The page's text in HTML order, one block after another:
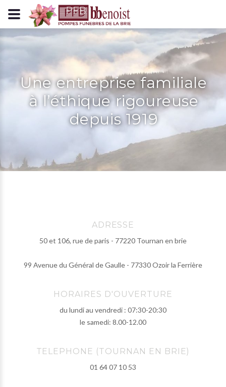
Panneau de gestion des cookies
Une entreprise familiale
à l’éthique rigoureuse
depuis 1919
ADRESSE
50 et 106, rue de paris - 77220 Tournan en brie
99 Avenue du Général de Gaulle - 77330 Ozoir la Ferrière
HORAIRES D'OUVERTURE
du lundi au vendredi : 07:30-20:30
le samedi: 8.00-12.00
TELEPHONE (TOURNAN EN BRIE)
01 64 07 10 53